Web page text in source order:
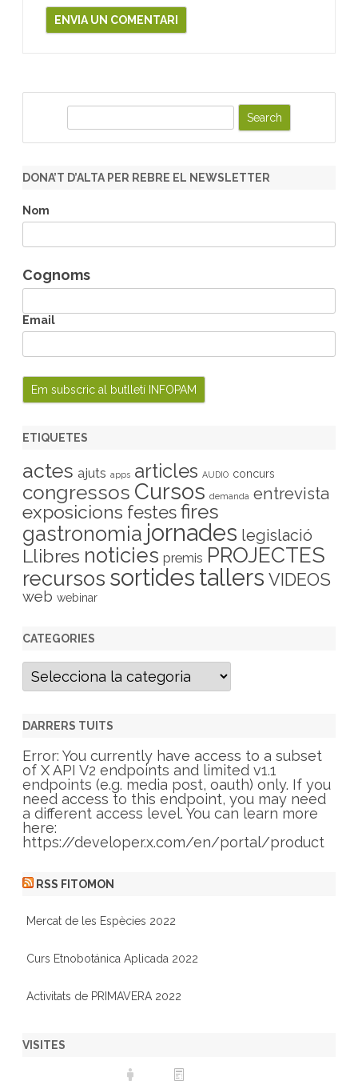
r
h
DONA’T D’ALTA PER REBRE EL NEWSLETTER
Nom
Cognoms
Email
ETIQUETES
actes ajuts apps articles AUDIO concurs
congressos Cursos demanda entrevista
exposicions festesfires
gastronomia jornades legislació
Llibres noticies premis PROJECTES
recursos sortides tallers VIDEOS
web webinar
CATEGORIES
C
t
g
r
i
e
s
DARRERS TUITS
Error: You currently have access to a subset
of X API V2 endpoints and limited v1.1
endpoints (e.g. media post, oauth) only. If you
need access to this endpoint, you may need
a different access level. You can learn more
here:
https://developer.x.com/en/portal/product
RSS FITOMON
Mercat de les Espècies 2022
Curs Etnobotánica Aplicada 2022
Activitats de PRIMAVERA 2022
VISITES